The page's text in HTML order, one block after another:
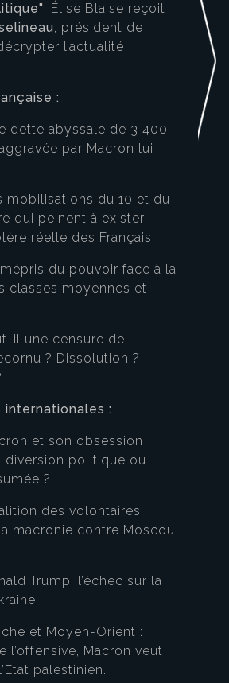
, Élise Blaise reçoit
, président de
l’actualité
:
abyssale de 3 400
par Macron lui-
du 10 et du
qui peinent à exister
réelle des Français.
du pouvoir face à la
classes moyennes et
censure de
? Dissolution ?
internationales :
son obsession
diversion politique ou
?
des volontaires :
macronie contre Moscou
l’échec sur la
Moyen-Orient :
l’offensive, Macron veut
palestinien.